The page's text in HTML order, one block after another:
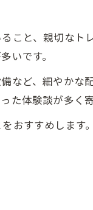
こと、親切なト
いです。
など、細やかな
体験談が多く寄
おすすめします